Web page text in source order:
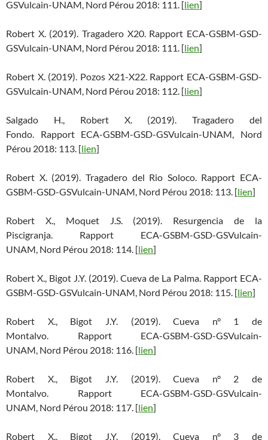
GSVulcain-UNAM, Nord Pérou 2018: 111. [lien]
Robert X. (2019). Tragadero X20. Rapport ECA-GSBM-GSD-
GSVulcain-UNAM, Nord Pérou 2018: 111. [lien]
Robert X. (2019). Pozos X21-X22. Rapport ECA-GSBM-GSD-
GSVulcain-UNAM, Nord Pérou 2018: 112. [lien]
Salgado H., Robert X. (2019). Tragadero del
Fondo. Rapport ECA-GSBM-GSD-GSVulcain-UNAM, Nord
Pérou 2018: 113. [lien]
Robert X. (2019). Tragadero del Rio Soloco. Rapport ECA-
GSBM-GSD-GSVulcain-UNAM, Nord Pérou 2018: 113. [lien]
Robert X., Moquet J.S. (2019). Resurgencia de la
Piscigranja. Rapport ECA-GSBM-GSD-GSVulcain-
UNAM, Nord Pérou 2018: 114. [lien]
Robert X., Bigot J.Y. (2019). Cueva de La Palma. Rapport ECA-
GSBM-GSD-GSVulcain-UNAM, Nord Pérou 2018: 115. [lien]
Robert X., Bigot J.Y. (2019). Cueva n° 1 de
Montalvo. Rapport ECA-GSBM-GSD-GSVulcain-
UNAM, Nord Pérou 2018: 116. [lien]
Robert X., Bigot J.Y. (2019). Cueva n° 2 de
Montalvo. Rapport ECA-GSBM-GSD-GSVulcain-
UNAM, Nord Pérou 2018: 117. [lien]
Robert X., Bigot J.Y. (2019). Cueva n° 3 de